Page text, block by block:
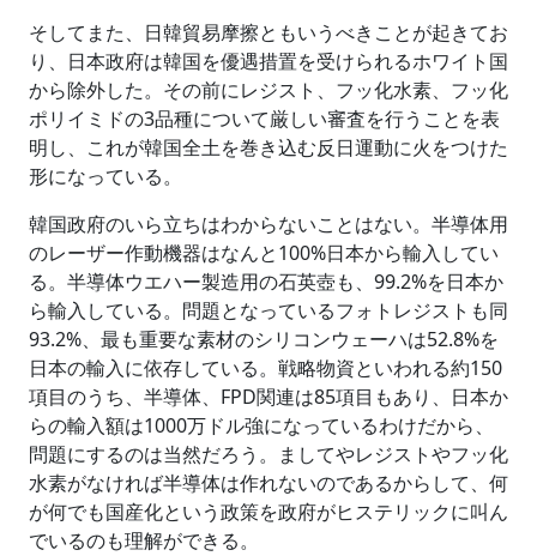
そしてまた、日韓貿易摩擦ともいうべきことが起きてお
り、日本政府は韓国を優遇措置を受けられるホワイト国
から除外した。その前にレジスト、フッ化水素、フッ化
ポリイミドの3品種について厳しい審査を行うことを表
明し、これが韓国全土を巻き込む反日運動に火をつけた
形になっている。
韓国政府のいら立ちはわからないことはない。半導体用
のレーザー作動機器はなんと100%日本から輸入してい
る。半導体ウエハー製造用の石英壺も、99.2%を日本か
ら輸入している。問題となっているフォトレジストも同
93.2%、最も重要な素材のシリコンウェーハは52.8%を
日本の輸入に依存している。戦略物資といわれる約150
項目のうち、半導体、FPD関連は85項目もあり、日本か
らの輸入額は1000万ドル強になっているわけだから、
問題にするのは当然だろう。ましてやレジストやフッ化
水素がなければ半導体は作れないのであるからして、何
が何でも国産化という政策を政府がヒステリックに叫ん
でいるのも理解ができる。